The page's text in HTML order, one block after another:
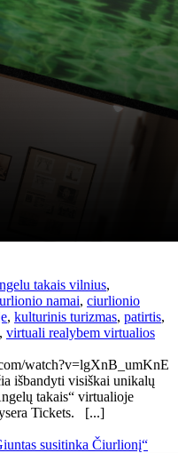
takais vilnius,
namai, ciurlionio
, kulturinis turizmas, patirtis,
, virtuali realybem virtualios
watch?v=lgXnB_umKnE
išbandyti visiškai unikalų
takais“ virtualioje
Tickets. [...]
susitinka Čiurlionį“